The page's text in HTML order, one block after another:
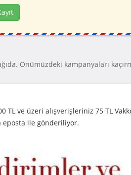
Önümüzdeki kampanyaları
ve üzeri alışverişleriniz 75 TL
eposta ile gönderiliyor.